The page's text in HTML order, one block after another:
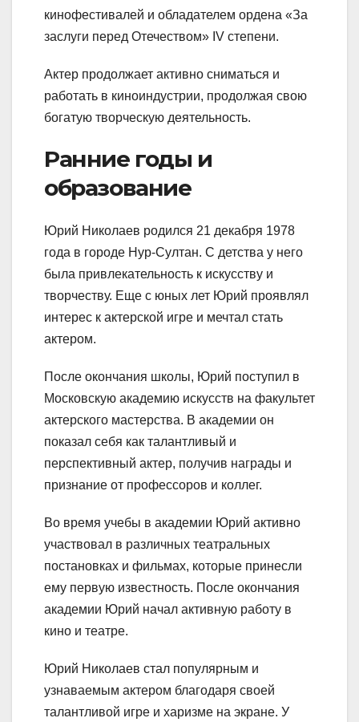
кинофестивалей и обладателем ордена «За
заслуги перед Отечеством» IV степени.
Актер продолжает активно сниматься и
работать в киноиндустрии, продолжая свою
богатую творческую деятельность.
Ранние годы и
образование
Юрий Николаев родился 21 декабря 1978
года в городе Нур-Султан. С детства у него
была привлекательность к искусству и
творчеству. Еще с юных лет Юрий проявлял
интерес к актерской игре и мечтал стать
актером.
После окончания школы, Юрий поступил в
Московскую академию искусств на факультет
актерского мастерства. В академии он
показал себя как талантливый и
перспективный актер, получив награды и
признание от профессоров и коллег.
Во время учебы в академии Юрий активно
участвовал в различных театральных
постановках и фильмах, которые принесли
ему первую известность. После окончания
академии Юрий начал активную работу в
кино и театре.
Юрий Николаев стал популярным и
узнаваемым актером благодаря своей
талантливой игре и харизме на экране. У